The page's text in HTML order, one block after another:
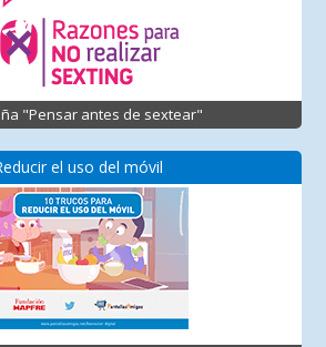
"Pensar antes de sextear"
el uso del móvil